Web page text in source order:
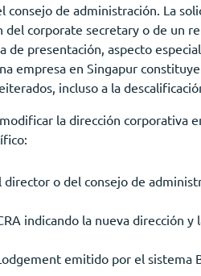
de administración. La
corporate secretary o de un
de presentación, aspecto
empresa en Singapur
incluso a la
la dirección corporativa
o del consejo de
indicando la nueva dirección y
emitido por el sistema